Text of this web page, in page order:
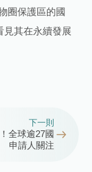
圈保護區的國
見其在永續發展
下一則
全球逾27國
申請人關注